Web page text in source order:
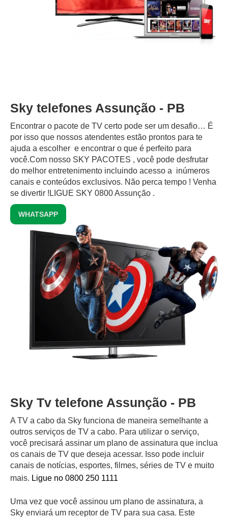
Sky telefones Assunção - PB
Encontrar o pacote de TV certo pode ser um desafio… É
por isso que nossos atendentes estão prontos para te
ajuda a escolher e encontrar o que é perfeito para
você.Com nosso SKY PACOTES , você pode desfrutar
do melhor entretenimento incluindo acesso a inúmeros
canais e conteúdos exclusivos.‍ Não perca tempo ! Venha
se divertir !LIGUE SKY 0800 Assunção .
WHATSAPP
Sky Tv telefone Assunção - PB
A TV a cabo da Sky funciona de maneira semelhante a
outros serviços de TV a cabo. Para utilizar o serviço,
você precisará assinar um plano de assinatura que inclua
os canais de TV que deseja acessar. Isso pode incluir
canais de notícias, esportes, filmes, séries de TV e muito
mais. Ligue no 0800 250 1111
Uma vez que você assinou um plano de assinatura, a
Sky enviará um receptor de TV para sua casa. Este